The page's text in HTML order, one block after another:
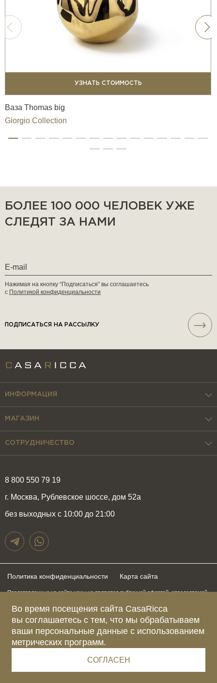
УЗНАТЬ СТОИМОСТЬ
Ваза Thomas big
Giorgio Collection
Во время посещения сайта CasaRicca
вы соглашаетесь с тем, что мы обрабатываем
ваши персональные данные с использованием
метрических программ.
СОГЛАСЕН
БОЛЕЕ 100 000 ЧЕЛОВЕК УЖЕ
СЛЕДЯТ ЗА НАМИ
Нажимая на кнопку “Подписаться” вы соглашаетесь
с Политикой конфиденциальности
ПОДПИСАТЬСЯ НА РАССЫЛКУ
8 800 550 79 19
г. Москва, Рублевское шоссе, дом 52а
без выходных с 10:00 до 21:00
ИНФОРМАЦИЯ
МАГАЗИН
СОТРУДНИЧЕСТВО
Политика конфиденциальности Карта сайта
Представленные на сайте цены не являются публичной офертой, определяемой
быть изменены в любое время без предупреждения. Для получения актуальной и
подробной информации о стоимости, сроках и условиях поставки просьба
обращаться к менеджерам по указанным выше телефонам
Зарегистрированное название компании
Адрес Ш. РУБЛЁВСКОЕ, Д. 52А, ПОМЕЩ. I ЭТАЖ 2, КОМ. 81 Г.МОСКВА, ВН.ТЕР.
Телефон компании +79015477974